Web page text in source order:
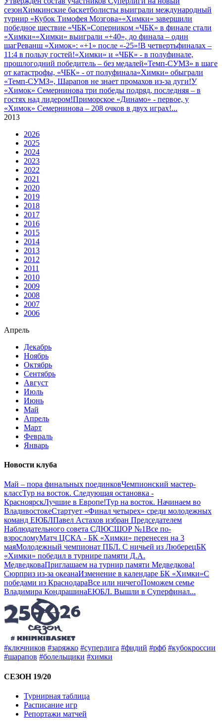
сезонХимкинские баскетболисты выиграли международный
турнир «Кубок Тимофея Мозгова»«Химки» завершили
победное шествие «ЧБК»Соперником «ЧБК» в финале стали
«Химки»«Химки» выиграли «+40», до финала – один
шагРеванш «Химок»: «+1» после «-25»!В четвертьфиналах –
11:4 в пользу гостей!«Химки» и «ЧБК» - в полуфинале,
прошлогодний победитель – без медалей«Темп-СУМЗ» в шаге
от катастрофы, «ЧБК» - от полуфинала«Химки» обыграли
«Темп-СУМЗ», Шарапов не знает промахов из-за дуги!У
«Химок» Семернинова три победы подряд, последняя – в
гостях над лидером!Приморское «Динамо» - первое, у
«Химок» Семернинова – 208 очков в двух играх!...
2013
2026
2025
2024
2023
2022
2021
2020
2019
2018
2017
2016
2015
2014
2013
2012
2011
2010
2009
2008
2007
2006
Апрель
Декабрь
Ноябрь
Октябрь
Сентябрь
Август
Июль
Июнь
Май
Апрель
Март
Февраль
Январь
Новости клуба
Май – пора финальных поединковЧемпионский мастер-
классТур на восток. Следующая остановка -
КрасноярскЛучшие в Европе!Тур на восток. Начинаем во
ВладивостокеСтартует «Финал четырех» среди молодежных
команд ЕЮБЛПавел Астахов избран Председателем
Наблюдательного совета СДЮСШОР №1Все по-
взросломуМатч ЦСКА - БК «Химки» перенесен на 3
маяМолодежный чемпионат ПБЛ. С ничьей из ЛюберецБК
«Химки» победил в турнире памяти Д.А.
МедведковаПриглашаем на турнир памяти Медведкова!
Сюрприз из-за океанаИзменение в календаре БК «Химки»С
победами из КраснодараВсе или ничегоПоможем семье
Владимира КондрашинаЕЮБЛ. Вышли в Суперфинал...
#ключников #заряжко #суперлига #фидий #рфб #кубокроссии
#шарапов #болельщики #химки
СЕЗОН 19/20
Турнирная таблица
Расписание игр
Репортажи матчей